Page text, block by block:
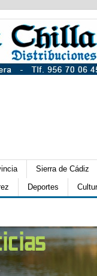
Sierra de Cádiz
Deportes